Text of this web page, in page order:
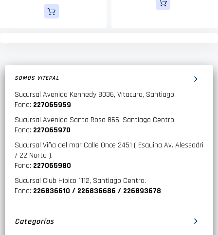
SOMOS VITEPAL
Sucursal Avenida Kennedy 8036, Vitacura, Santiago.
Fono: 227065959
Sucursal Avenida Santa Rosa 866, Santiago Centro.
Fono: 227065970
Sucursal Viña del mar Calle Once 2451 ( Esquina Av. Alessadri
/ 22 Norte ).
Fono: 227065980
Sucursal Club Hípico 1112, Santiago Centro.
Fono: 226836610 / 226836686 / 226893678
Categorías